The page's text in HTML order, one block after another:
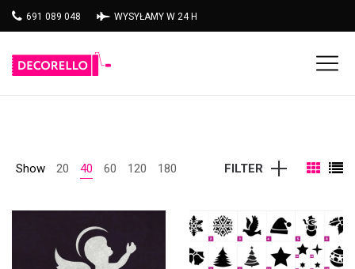
691 089 048 WYSYŁAMY W 24 H
Show 20 40 60 120 180 FILTER